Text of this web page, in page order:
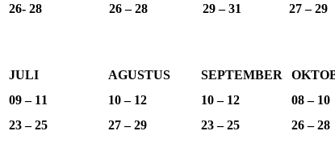
26- 28
26 – 28 29 – 31 27 – 29
JULI AGUSTUS SEPTEMBER
09 – 11
10 – 12 10 – 12 08 – 10
23 – 25
27 – 29 23 – 25 26 – 28